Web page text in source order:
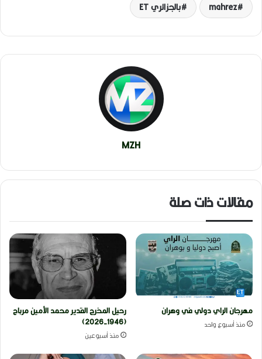
mahrez
بالجزائري ET
MZH
مقالات ذات صلة
مهرجان الراي دولي في وهران
منذ أسبوع واحد
رحيل المخرج القدير محمد الأمين مرباح
(1946-2026)
منذ أسبوعين